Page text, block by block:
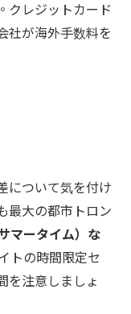
クレジットカード
社が海外手数料を
について気を付け
最大の都市トロン
マータイム）な
トの時間限定セ
を注意しましょ